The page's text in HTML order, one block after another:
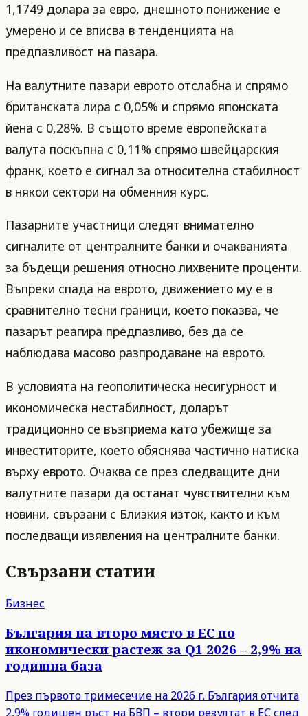
1,1749 долара за евро, днешното понижение е
умерено и се вписва в тенденцията на
предпазливост на пазара.
На валутните пазари еврото отслабна и спрямо
британската лира с 0,05% и спрямо японската
йена с 0,28%. В същото време европейската
валута поскъпна с 0,11% спрямо швейцарския
франк, което е сигнал за относителна стабилност
в някои сектори на обменния курс.
Пазарните участници следят внимателно
сигналите от централните банки и очакванията
за бъдещи решения относно лихвените проценти.
Въпреки спада на еврото, движението му е в
сравнително тесни граници, което показва, че
пазарът реагира предпазливо, без да се
наблюдава масово разпродаване на еврото.
В условията на геополитическа несигурност и
икономическа нестабилност, доларът
традиционно се възприема като убежище за
инвеститорите, което обяснява частично натиска
върху еврото. Очаква се през следващите дни
валутните пазари да останат чувствителни към
новини, свързани с Близкия изток, както и към
последващи изявления на централните банки.
Свързани статии
Бизнес
България на второ място в ЕС по
икономически растеж за Q1 2026 – 2,9% на
годишна база
През първото тримесечие на 2026 г. България отчита
2,9% годишен ръст на БВП – втори резултат в ЕС след